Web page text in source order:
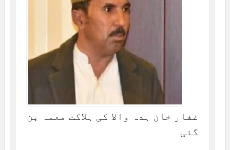
غفار خان ہدہ والا کی ہلاکت معمہ بن
گئی